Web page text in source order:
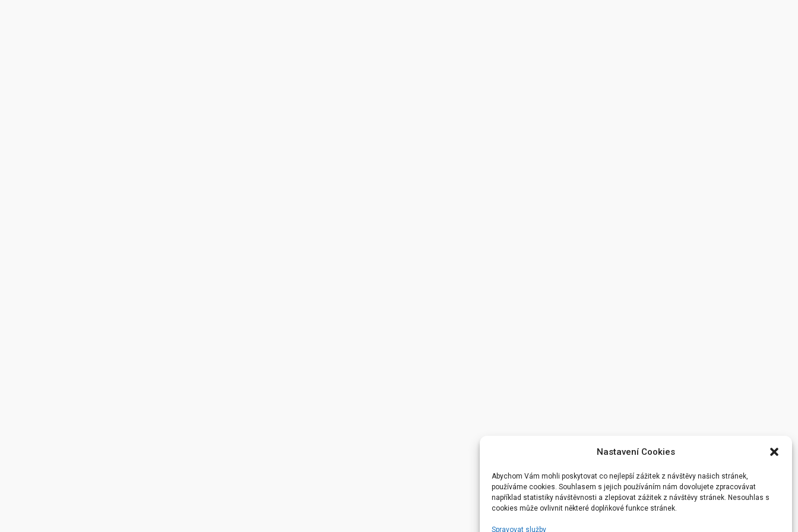
Nastavení Cookies
Abychom Vám mohli poskytovat co nejlepší zážitek z návštěvy našich stránek,
používáme cookies. Souhlasem s jejich používáním nám dovolujete zpracovávat
například statistiky návštěvnosti a zlepšovat zážitek z návštěvy stránek. Nesouhlas s
cookies může ovlivnit některé doplňkové funkce stránek.
Spravovat služby